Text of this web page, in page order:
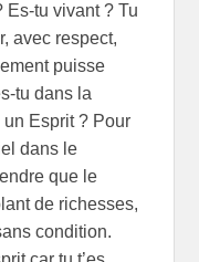
Es-tu vivant ? Tu
avec respect,
puisse
tu dans la
Esprit ? Pour
dans le
que le
de richesses,
condition.